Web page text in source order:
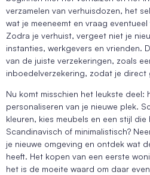
verzamelen van verhuisdozen, het
wat je meeneemt en vraag
Zodra je verhuist, vergeet niet je
instanties, werkgevers en vrienden.
van de juiste verzekeringen, zoals
inboedelverzekering, zodat je
Nu komt misschien het leukste deel:
personaliseren van je nieuwe plek.
kleuren, kies meubels en een stijl
Scandinavisch of minimalistisch?
je nieuwe omgeving en ontdek wat
heeft. Het kopen van een eerste
het is de moeite waard om daar